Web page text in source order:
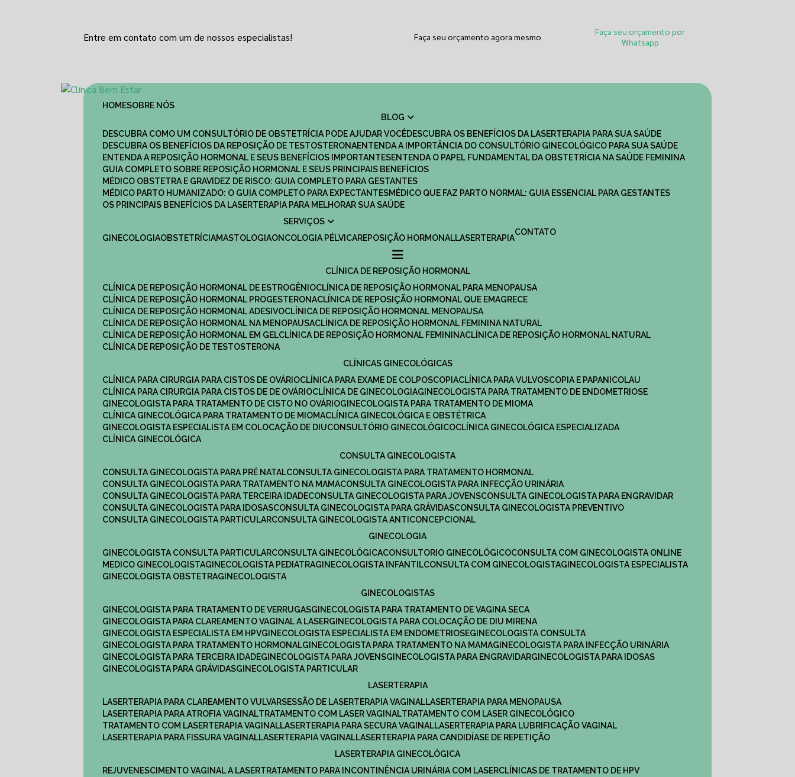
Entre em contato com um de nossos especialistas! Faça seu orçamento agora mesmo
Faça seu orçamento por
Whatsapp
HOME
SOBRE NÓS
BLOG
DESCUBRA COMO UM CONSULTÓRIO DE OBSTETRÍCIA PODE AJUDAR VOCÊ
DESCUBRA OS BENEFÍCIOS DA LASERTERAPIA PARA SUA SAÚDE
DESCUBRA OS BENEFÍCIOS DA REPOSIÇÃO DE TESTOSTERONA
ENTENDA A IMPORTÂNCIA DO CONSULTÓRIO GINECOLÓGICO PARA SUA SAÚDE
ENTENDA A REPOSIÇÃO HORMONAL E SEUS BENEFÍCIOS IMPORTANTES
ENTENDA O PAPEL FUNDAMENTAL DA OBSTETRÍCIA NA SAÚDE FEMININA
GUIA COMPLETO SOBRE REPOSIÇÃO HORMONAL E SEUS PRINCIPAIS BENEFÍCIOS
MÉDICO OBSTETRA E GRAVIDEZ DE RISCO: GUIA COMPLETO PARA GESTANTES
MÉDICO PARTO HUMANIZADO: O GUIA COMPLETO PARA EXPECTANTES
MÉDICO QUE FAZ PARTO NORMAL: GUIA ESSENCIAL PARA GESTANTES
OS PRINCIPAIS BENEFÍCIOS DA LASERTERAPIA PARA MELHORAR SUA SAÚDE
SERVIÇOS
GINECOLOGIA
OBSTETRÍCIA MASTOLOGIA ONCOLOGIA PÉLVICA REPOSIÇÃO HORMONAL LASERTERAPIA
CONTATO
CLÍNICA DE REPOSIÇÃO HORMONAL
CLÍNICA DE REPOSIÇÃO HORMONAL DE ESTROGÊNIO
CLÍNICA DE REPOSIÇÃO HORMONAL PARA MENOPAUSA
CLÍNICA DE REPOSIÇÃO HORMONAL PROGESTERONA
CLÍNICA DE REPOSIÇÃO HORMONAL QUE EMAGRECE
CLÍNICA DE REPOSIÇÃO HORMONAL ADESIVO
CLÍNICA DE REPOSIÇÃO HORMONAL MENOPAUSA
CLÍNICA DE REPOSIÇÃO HORMONAL NA MENOPAUSA
CLÍNICA DE REPOSIÇÃO HORMONAL FEMININA NATURAL
CLÍNICA DE REPOSIÇÃO HORMONAL EM GEL
CLÍNICA DE REPOSIÇÃO HORMONAL FEMININA
CLÍNICA DE REPOSIÇÃO HORMONAL NATURAL
CLÍNICA DE REPOSIÇÃO DE TESTOSTERONA
CLÍNICAS GINECOLÓGICAS
CLÍNICA PARA CIRURGIA PARA CISTOS DE OVÁRIO
CLÍNICA PARA EXAME DE COLPOSCOPIA
CLÍNICA PARA VULVOSCOPIA E PAPANICOLAU
CLÍNICA PARA CIRURGIA PARA CISTOS DE DE OVÁRIO
CLÍNICA DE GINECOLOGIA
GINECOLOGISTA PARA TRATAMENTO DE ENDOMETRIOSE
GINECOLOGISTA PARA TRATAMENTO DE CISTO NO OVÁRIO
GINECOLOGISTA PARA TRATAMENTO DE MIOMA
CLÍNICA GINECOLÓGICA PARA TRATAMENTO DE MIOMA
CLÍNICA GINECOLÓGICA E OBSTÉTRICA
GINECOLOGISTA ESPECIALISTA EM COLOCAÇÃO DE DIU
CONSULTÓRIO GINECOLÓGICO
CLÍNICA GINECOLÓGICA ESPECIALIZADA
CLÍNICA GINECOLÓGICA
CONSULTA GINECOLOGISTA
CONSULTA GINECOLOGISTA PARA PRÉ NATAL
CONSULTA GINECOLOGISTA PARA TRATAMENTO HORMONAL
CONSULTA GINECOLOGISTA PARA TRATAMENTO NA MAMA
CONSULTA GINECOLOGISTA PARA INFECÇÃO URINÁRIA
CONSULTA GINECOLOGISTA PARA TERCEIRA IDADE
CONSULTA GINECOLOGISTA PARA JOVENS
CONSULTA GINECOLOGISTA PARA ENGRAVIDAR
CONSULTA GINECOLOGISTA PARA IDOSAS
CONSULTA GINECOLOGISTA PARA GRÁVIDAS
CONSULTA GINECOLOGISTA PREVENTIVO
CONSULTA GINECOLOGISTA PARTICULAR
CONSULTA GINECOLOGISTA ANTICONCEPCIONAL
GINECOLOGIA
GINECOLOGISTA CONSULTA PARTICULAR​
CONSULTA GINECOLÓGICA​ CONSULTORIO GINECOLÓGICO​
CONSULTA COM GINECOLOGISTA ONLINE​
MEDICO GINECOLOGISTA​
GINECOLOGISTA PEDIATRA​ GINECOLOGISTA INFANTIL​ CONSULTA COM GINECOLOGISTA​
GINECOLOGISTA ESPECIALISTA
GINECOLOGISTA OBSTETRA​
GINECOLOGISTA
GINECOLOGISTAS
GINECOLOGISTA PARA TRATAMENTO DE VERRUGAS
GINECOLOGISTA PARA TRATAMENTO DE VAGINA SECA
GINECOLOGISTA PARA CLAREAMENTO VAGINAL A LASER
GINECOLOGISTA PARA COLOCAÇÃO DE DIU MIRENA
GINECOLOGISTA ESPECIALISTA EM HPV
GINECOLOGISTA ESPECIALISTA EM ENDOMETRIOSE
GINECOLOGISTA CONSULTA
GINECOLOGISTA PARA TRATAMENTO HORMONAL
GINECOLOGISTA PARA TRATAMENTO NA MAMA
GINECOLOGISTA PARA INFECÇÃO URINÁRIA
GINECOLOGISTA PARA TERCEIRA IDADE
GINECOLOGISTA PARA JOVENS GINECOLOGISTA PARA ENGRAVIDAR
GINECOLOGISTA PARA IDOSAS
GINECOLOGISTA PARA GRÁVIDAS
GINECOLOGISTA PARTICULAR
LASERTERAPIA
LASERTERAPIA PARA CLAREAMENTO VULVAR
SESSÃO DE LASERTERAPIA​ VAGINAL LASERTERAPIA PARA MENOPAUSA
LASERTERAPIA PARA ATROFIA VAGINAL
TRATAMENTO COM LASER VAGINAL
TRATAMENTO COM LASER GINECOLÓGICO
TRATAMENTO COM LASERTERAPIA​ VAGINAL LASERTERAPIA PARA SECURA VAGINAL​ LASERTERAPIA PARA LUBRIFICAÇÃO VAGINAL​
LASERTERAPIA PARA FISSURA VAGINAL​ LASERTERAPIA VAGINAL​ LASERTERAPIA PARA CANDIDÍASE DE REPETIÇÃO
LASERTERAPIA GINECOLÓGICA
REJUVENESCIMENTO VAGINAL A LASER
TRATAMENTO PARA INCONTINÊNCIA URINÁRIA COM LASER
CLÍNICAS DE TRATAMENTO DE HPV